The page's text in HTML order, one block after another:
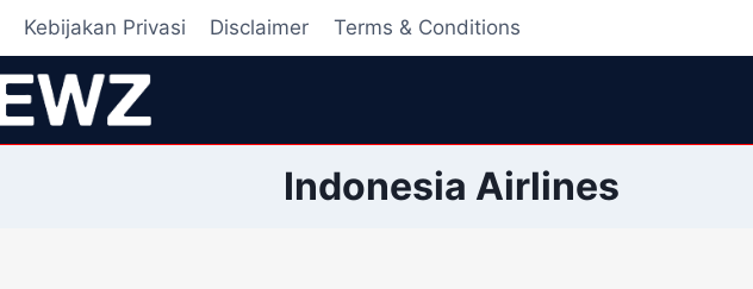
Kebijakan Privasi Disclaimer Terms & Conditions
Indonesia Airlines